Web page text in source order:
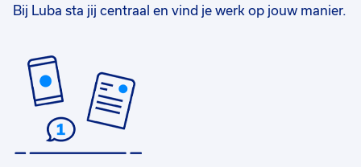
Bij Luba sta jij centraal en vind je werk op jouw manier.